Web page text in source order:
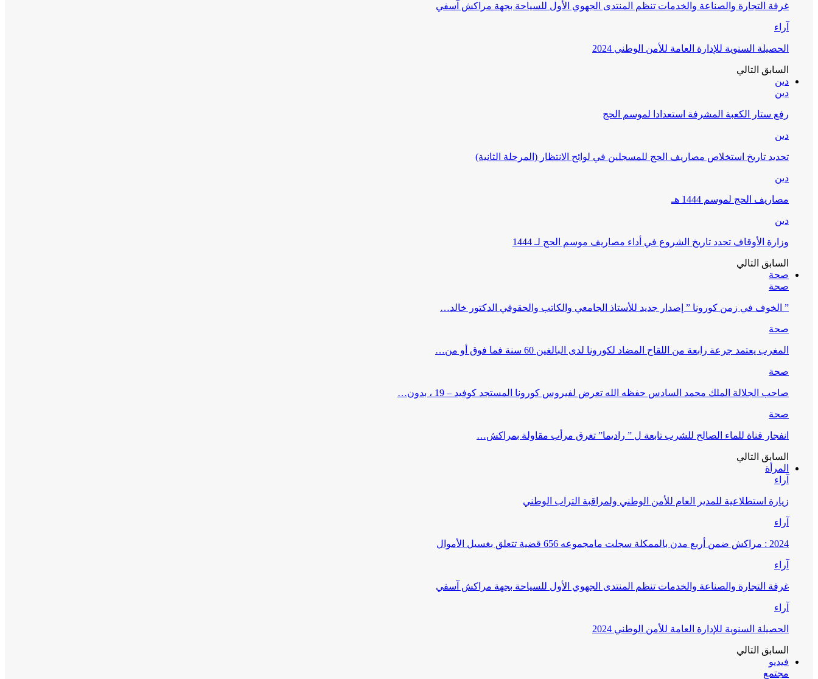
غرفة التجارة والصناعة والخدمات تنظم المنتدى الجهوي الأول للسياحة بجهة مراكش آسفي
آراء
الحصيلة السنوية للإدارة العامة للأمن الوطني 2024
السابق التالي
دين
دين
رفع ستار الكعبة المشرفة استعدادا لموسم الحج
دين
تحديد تاريخ استخلاص مصاريف الحج للمسجلين في لوائح الانتظار (المرحلة الثانية)
دين
مصاريف الحج لموسم 1444 هـ
دين
وزارة الأوقاف تحدد تاريخ الشروع في أداء مصاريف موسم الحج لـ 1444
السابق التالي
صحة
صحة
” الخوف في زمن كورونا ” إصدار جديد للأستاذ الجامعي والكاتب والحقوقي الدكتور خالد…
صحة
المغرب يعتمد جرعة رابعة من اللقاح المضاد لكورونا لدى البالغين 60 سنة فما فوق أو من…
صحة
صاحب الجلالة الملك محمد السادس حفظه الله تعرض لفيروس كورونا المستجد كوفيد – 19 ، بدون…
صحة
انفجار قناة للماء الصالح للشرب تابعة ل ” راديما” تغرق مرأب مقاولة بمراكش…
السابق التالي
المرأة
آراء
زيارة استطلاعية للمدير العام للأمن الوطني ولمراقبة التراب الوطني
آراء
2024 : مراكش ضمن أربع مدن بالممكلة سجلت مامجموعه 656 قضية تتعلق بغسيل الأموال
آراء
غرفة التجارة والصناعة والخدمات تنظم المنتدى الجهوي الأول للسياحة بجهة مراكش آسفي
آراء
الحصيلة السنوية للإدارة العامة للأمن الوطني 2024
السابق التالي
فيديو
مجتمع